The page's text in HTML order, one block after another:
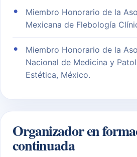
Miembro Honorario de la
Mexicana de Flebología
Miembro Honorario de la
Nacional de Medicina y
Estética, México.
Organizador en
continuada